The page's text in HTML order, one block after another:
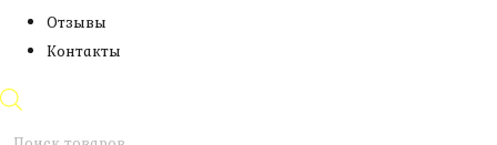
Отзывы
Контакты
Поиск